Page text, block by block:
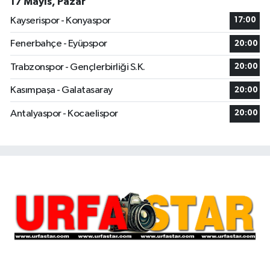
Kayserispor - Konyaspor
17:00
Fenerbahçe - Eyüpspor 20:00
Trabzonspor - Gençlerbirliği S.K. 20:00
Kasımpaşa - Galatasaray 20:00
Antalyaspor - Kocaelispor 20:00